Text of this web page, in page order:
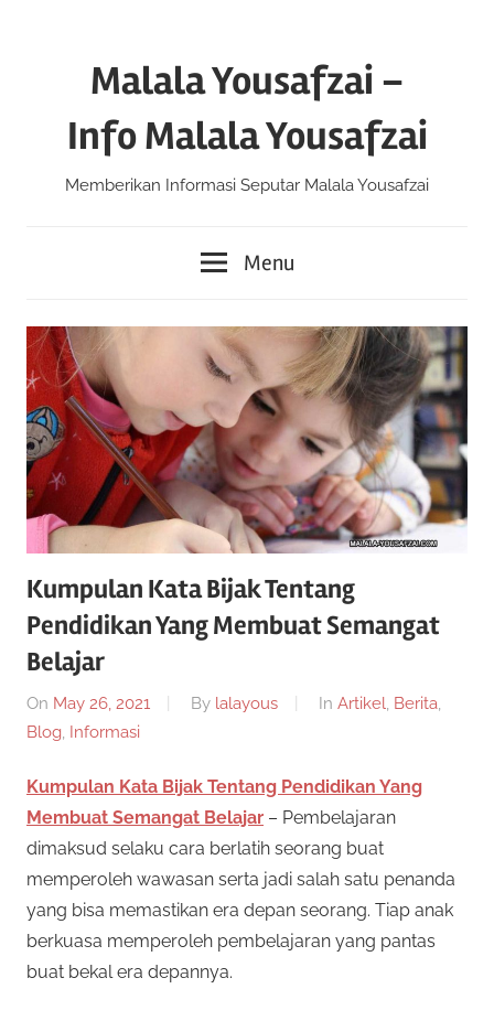
Malala Yousafzai –
Info Malala Yousafzai
Memberikan Informasi Seputar Malala Yousafzai
Menu
Kumpulan Kata Bijak Tentang
Pendidikan Yang Membuat Semangat
Belajar
On May 26, 2021 By lalayous In Artikel Berita
Blog Informasi
Kumpulan Kata Bijak Tentang Pendidikan Yang
Membuat Semangat Belajar – Pembelajaran
dimaksud selaku cara berlatih seorang buat
memperoleh wawasan serta jadi salah satu penanda
yang bisa memastikan era depan seorang. Tiap anak
berkuasa memperoleh pembelajaran yang pantas
buat bekal era depannya.